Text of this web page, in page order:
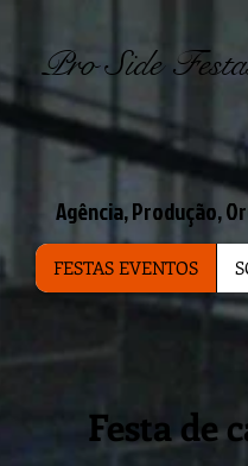
Pro Side
Agência, Produção,
FESTAS EVENTOS
Festa de